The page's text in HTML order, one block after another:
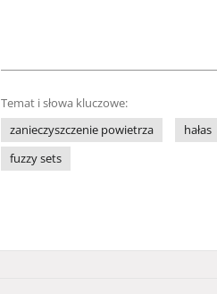
Temat i słowa kluczowe:
zanieczyszczenie powietrza
hałas
fuzzy sets